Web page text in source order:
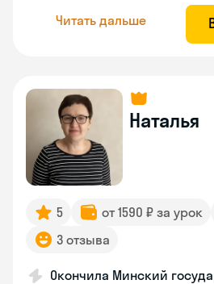
Читать дальше
Наталья
5 от 1590 ₽ за урок
3 отзыва
Окончила Минский